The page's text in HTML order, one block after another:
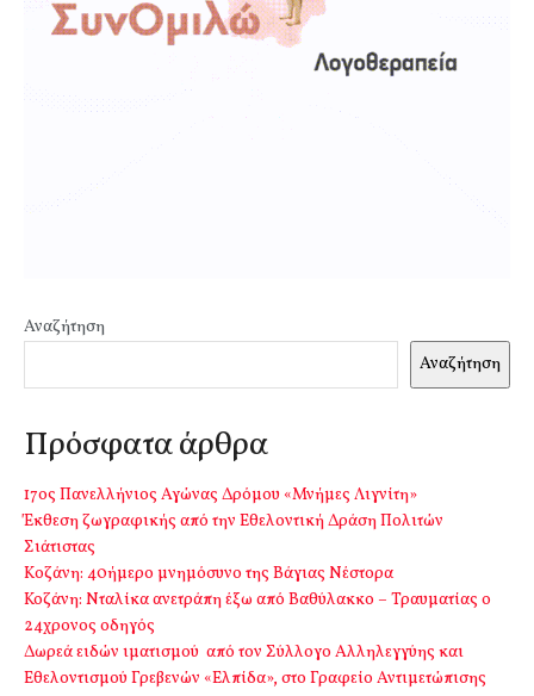
Αναζήτηση
Αναζήτηση
Πρόσφατα άρθρα
17ος Πανελλήνιος Αγώνας Δρόμου «Μνήμες Λιγνίτη»
Έκθεση ζωγραφικής από την Εθελοντική Δράση Πολιτών
Σιάτιστας
Kοζάνη: 40ήμερο μνημόσυνο της Βάγιας Νέστορα
Κοζάνη: Νταλίκα ανετράπη έξω από Βαθύλακκο – Τραυματίας ο
24χρονος οδηγός
Δωρεά ειδών ιματισμού από τον Σύλλογο Αλληλεγγύης και
Εθελοντισμού Γρεβενών «Ελπίδα», στο Γραφείο Αντιμετώπισης